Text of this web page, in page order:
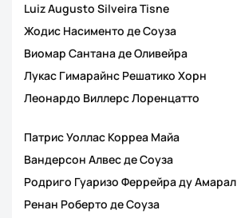
Luiz Augusto Silveira Tisne
Жодис Насименто де Соуза
Виомар Сантана де Оливейра
Лукас Гимарайнс Решатико Хорн
Леонардо Виллерс Лоренцатто
Патрис Уоллас Корреа Майа
Вандерсон Алвес де Соуза
Родриго Гуаризо Феррейра ду Амарал
Ренан Роберто де Соуза